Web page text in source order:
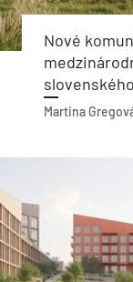
Nové
Martina